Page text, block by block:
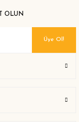
OLUN
Üye Ol!